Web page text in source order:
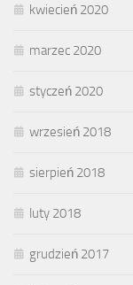
kwiecień 2020
marzec 2020
styczeń 2020
wrzesień 2018
sierpień 2018
luty 2018
grudzień 2017